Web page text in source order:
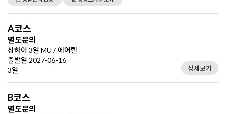
A코스
별도문의
상하이 3일 MU / 에어텔
출발일 2027-06-16
3일
상세보기
B코스
별도문의